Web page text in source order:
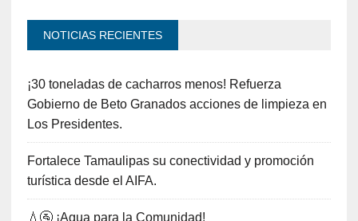
NOTICIAS RECIENTES
¡30 toneladas de cacharros menos! Refuerza
Gobierno de Beto Granados acciones de limpieza en
Los Presidentes.
Fortalece Tamaulipas su conectividad y promoción
turística desde el AIFA.
💧🚰 ¡Agua para la Comunidad!